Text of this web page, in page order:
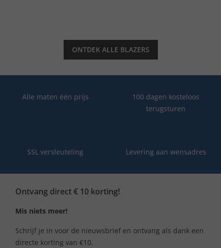
ONTDEK ALLE BLAZERS
Alle maten één prijs
100 dagen kosteloos
terugsturen
SSL versleuteling Levering aan wensadres
Ontvang direct € 10 korting!
Mis niets meer!
Schrijf je in voor de nieuwsbrief en ontvang als dank een
directe korting van €10.